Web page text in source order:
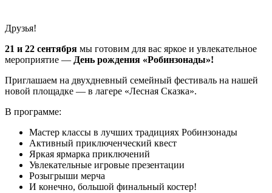
Друзья!
21 и 22 сентября мы готовим для вас яркое и увлекательное
мероприятие — День рождения «Робинзонады»!
Приглашаем на двухдневный семейный фестиваль на нашей
новой площадке — в лагере «Лесная Сказка».
В программе:
Мастер классы в лучших традициях Робинзонады
Активный приключенческий квест
Яркая ярмарка приключений
Увлекательные игровые презентации
Розыгрыши мерча
И конечно, большой финальный костер!